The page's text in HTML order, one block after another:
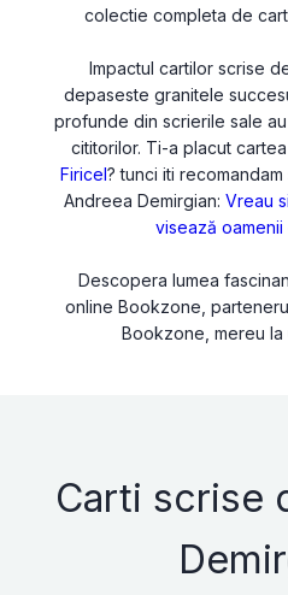
colectie completa de
Impactul cartilor scrise
depaseste granitele
profunde din scrierile sale
cititorilor. Ti-a placut
Firicel? tunci iti
Andreea Demirgian:Vreau
visează
Descopera lumea
online Bookzone,
Bookzone, mereu la
Carti scrise